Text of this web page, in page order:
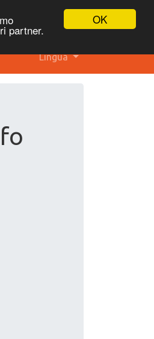
OK
partner.
Lingua